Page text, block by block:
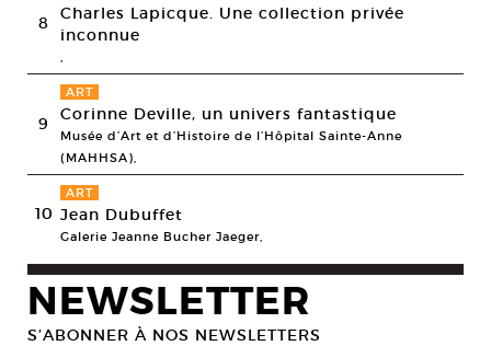
8
Charles Lapicque. Une collection privée
inconnue
,
9
ART
Corinne Deville, un univers fantastique
Musée d’Art et d’Histoire de l’Hôpital Sainte-Anne
(MAHHSA),
10
ART
Jean Dubuffet
Galerie Jeanne Bucher Jaeger,
NEWSLETTER
S’ABONNER À NOS NEWSLETTERS